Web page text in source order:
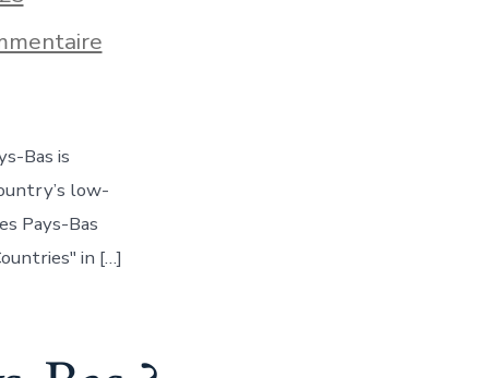
sur
Quel
les
?
Bas is
low-
Pays-Bas
in […]